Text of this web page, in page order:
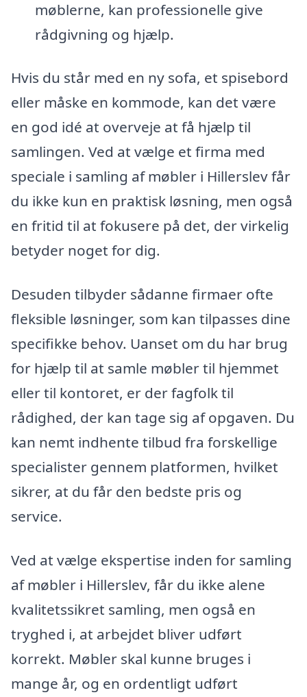
møblerne, kan professionelle give
rådgivning og hjælp.
Hvis du står med en ny sofa, et spisebord
eller måske en kommode, kan det være
en god idé at overveje at få hjælp til
samlingen. Ved at vælge et firma med
speciale i samling af møbler i Hillerslev får
du ikke kun en praktisk løsning, men også
en fritid til at fokusere på det, der virkelig
betyder noget for dig.
Desuden tilbyder sådanne firmaer ofte
fleksible løsninger, som kan tilpasses dine
specifikke behov. Uanset om du har brug
for hjælp til at samle møbler til hjemmet
eller til kontoret, er der fagfolk til
rådighed, der kan tage sig af opgaven. Du
kan nemt indhente tilbud fra forskellige
specialister gennem platformen, hvilket
sikrer, at du får den bedste pris og
service.
Ved at vælge ekspertise inden for samling
af møbler i Hillerslev, får du ikke alene
kvalitetssikret samling, men også en
tryghed i, at arbejdet bliver udført
korrekt. Møbler skal kunne bruges i
mange år, og en ordentligt udført